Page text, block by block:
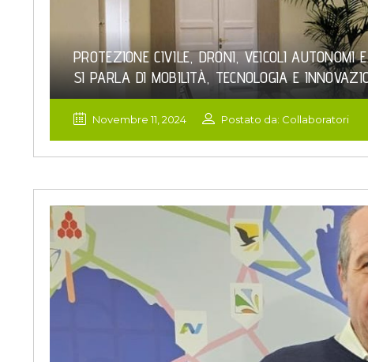
PROTEZIONE CIVILE, DRONI, VEICOLI
SI PARLA DI MOBILITÀ, TECNOLOGIA E
Novembre 11, 2024 Postato da: Collaboratori